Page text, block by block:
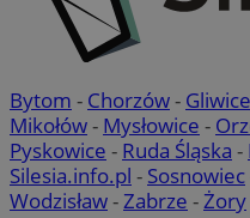
Bytom - Chorzów- Gliwice
Mikołów- Mysłowice -
Pyskowice - Ruda Śląska -
Silesia.info.pl - Sosnowiec
Wodzisław-Zabrze -Żory